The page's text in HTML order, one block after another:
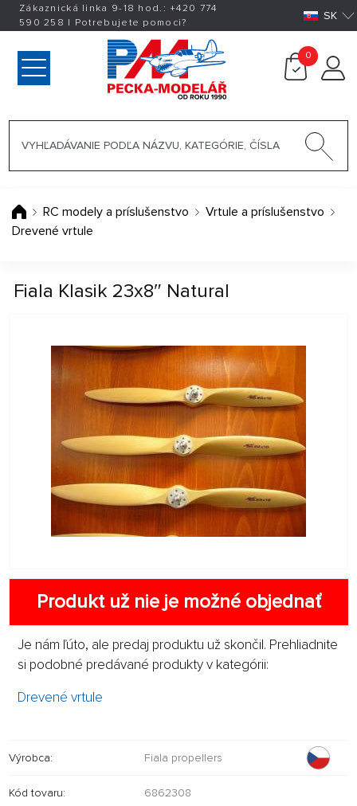
Zákaznická linka 9-18 hod.:+420 774
590 258 | Potrebujete pomoci? SK
0
RC modely a príslušenstvo
Vrtule a príslušenstvo
Drevené vrtule
Fiala Klasik 23x8″ Natural
Produkt už nie je možné objednať
Je nám ľúto, ale predaj produktu už skončil. Prehliadnite
si podobné predávané produkty v kategórii:
Drevené vrtule
Výrobca: Fiala propellers
Kód tovaru: 6862308